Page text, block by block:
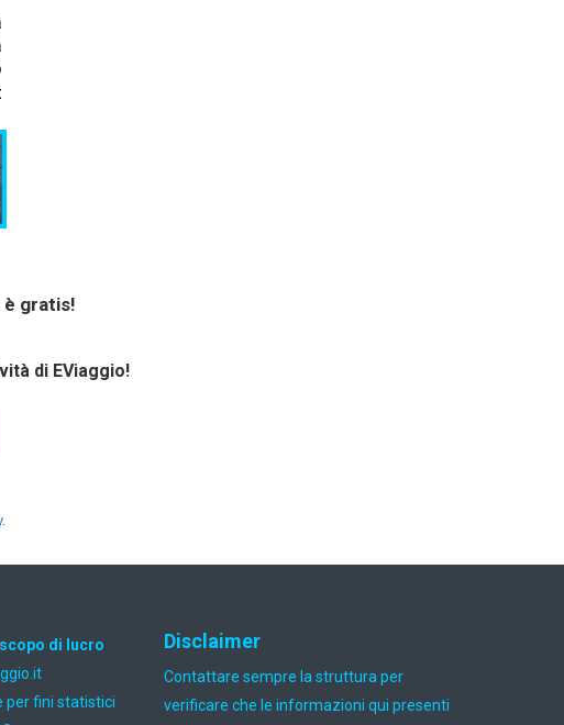
gratis!
di EViaggio!
.
di lucro
per fini statistici
Disclaimer
Contattare sempre la struttura per
verificare che le informazioni qui presenti